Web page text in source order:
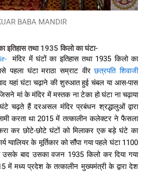
BABA MANDIR
इतिहास तथा 1935 किलो का घंटा-
मंदिर में घंटों का इतिहास तथा 1935 किलो का
पहला घंटा मराठा सम्राट वीरछत्रपति शिवाजी
यहां घंटा चढ़ाने की शुरुआत हुई चंबल या आस-पास
मां के मंदिर में मस्तक ना टेका हो घंटा ना चढ़ाया
घंटे चढ़ते हैं दरअसल मंदिर प्रबंधन श्रद्धालुओं द्वारा
करता था 2015 में तत्कालीन कलेक्टर ने फैसला
करा कर छोटे-छोटे घंटों को मिलाकर एक बड़े घंटे का
ग्वालियर के मूर्तिकार को सौंपा गया पहले घंटा 1100
उसके बाद उसका वजन 1935 किलो कर दिया गया
में मध्य प्रदेश के तत्कालीन मुख्यमंत्री के द्वारा देश